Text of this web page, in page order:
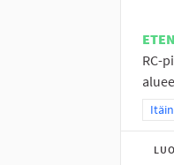
RC-